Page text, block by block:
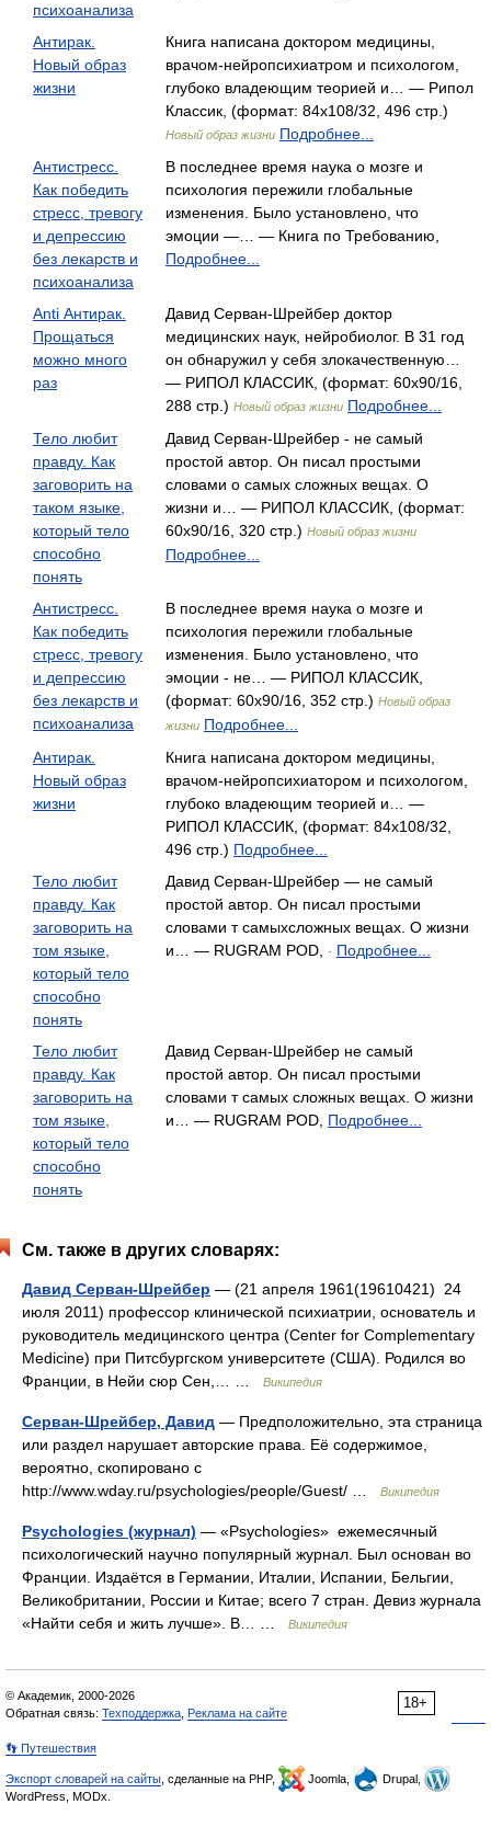
психоанализа
Антирак.
Новый образ
жизни
Книга написана доктором медицины,
врачом-нейропсихиатром и психологом,
глубоко владеющим теорией и… — Рипол
Классик, (формат: 84x108/32, 496 стр.)
Новый образ жизни Подробнее...
Антистресс.
Как победить
стресс, тревогу
и депрессию
без лекарств и
психоанализа
В последнее время наука о мозге и
психология пережили глобальные
изменения. Было установлено, что
эмоции —… — Книга по Требованию,
Подробнее...
Anti Антирак.
Прощаться
можно много
раз
Давид Серван-Шрейбер доктор
медицинских наук, нейробиолог. В 31 год
он обнаружил у себя злокачественную…
— РИПОЛ КЛАССИК, (формат: 60x90/16,
288 стр.) Новый образ жизни Подробнее...
Тело любит
правду. Как
заговорить на
таком языке,
который тело
способно
понять
Давид Серван-Шрейбер - не самый
простой автор. Он писал простыми
словами о самых сложных вещах. О
жизни и… — РИПОЛ КЛАССИК, (формат:
60x90/16, 320 стр.) Новый образ жизни
Подробнее...
Антистресс.
Как победить
стресс, тревогу
и депрессию
без лекарств и
психоанализа
В последнее время наука о мозге и
психология пережили глобальные
изменения. Было установлено, что
эмоции - не… — РИПОЛ КЛАССИК,
(формат: 60x90/16, 352 стр.) Новый образ
жизни Подробнее...
Антирак.
Новый образ
жизни
Книга написана доктором медицины,
врачом-нейропсихиатором и психологом,
глубоко владеющим теорией и… —
РИПОЛ КЛАССИК, (формат: 84x108/32,
496 стр.) Подробнее...
Тело любит
правду. Как
заговорить на
том языке,
который тело
способно
понять
Давид Серван-Шрейбер — не самый
простой автор. Он писал простыми
словами т самыхсложных вещах. О жизни
и… — RUGRAM POD,
- Подробнее...
Тело любит
правду. Как
заговорить на
том языке,
который тело
способно
понять
Давид Серван-Шрейбер не самый
простой автор. Он писал простыми
словами т самых сложных вещах. О жизни
и… — RUGRAM POD, Подробнее...
См. также в других словарях:
Давид Серван-Шрейбер — (21 апреля 1961(19610421) 24
июля 2011) профессор клинической психиатрии, основатель и
руководитель медицинского центра (Center for Complementary
Medicine) при Питсбургском университете (США). Родился во
Франции, в Нейи сюр Сен,… …
Википедия
Серван-Шрейбер, Давид — Предположительно, эта страница
или раздел нарушает авторские права. Её содержимое,
вероятно, скопировано с
http://www.wday.ru/psychologies/people/Guest/ …
Википедия
Psychologies (журнал) — «Psychologies» ежемесячный
психологический научно популярный журнал. Был основан во
Франции. Издаётся в Германии, Италии, Испании, Бельгии,
Великобритании, России и Китае; всего 7 стран. Девиз журнала
«Найти себя и жить лучше». В… …
Википедия
18+
© Академик, 2000-2026
Обратная связь: Техподдержка Реклама на сайте
👣 Путешествия
Экспорт словарей на сайты , сделанные на PHP, Joomla,
Drupal,
WordPress, MODx.